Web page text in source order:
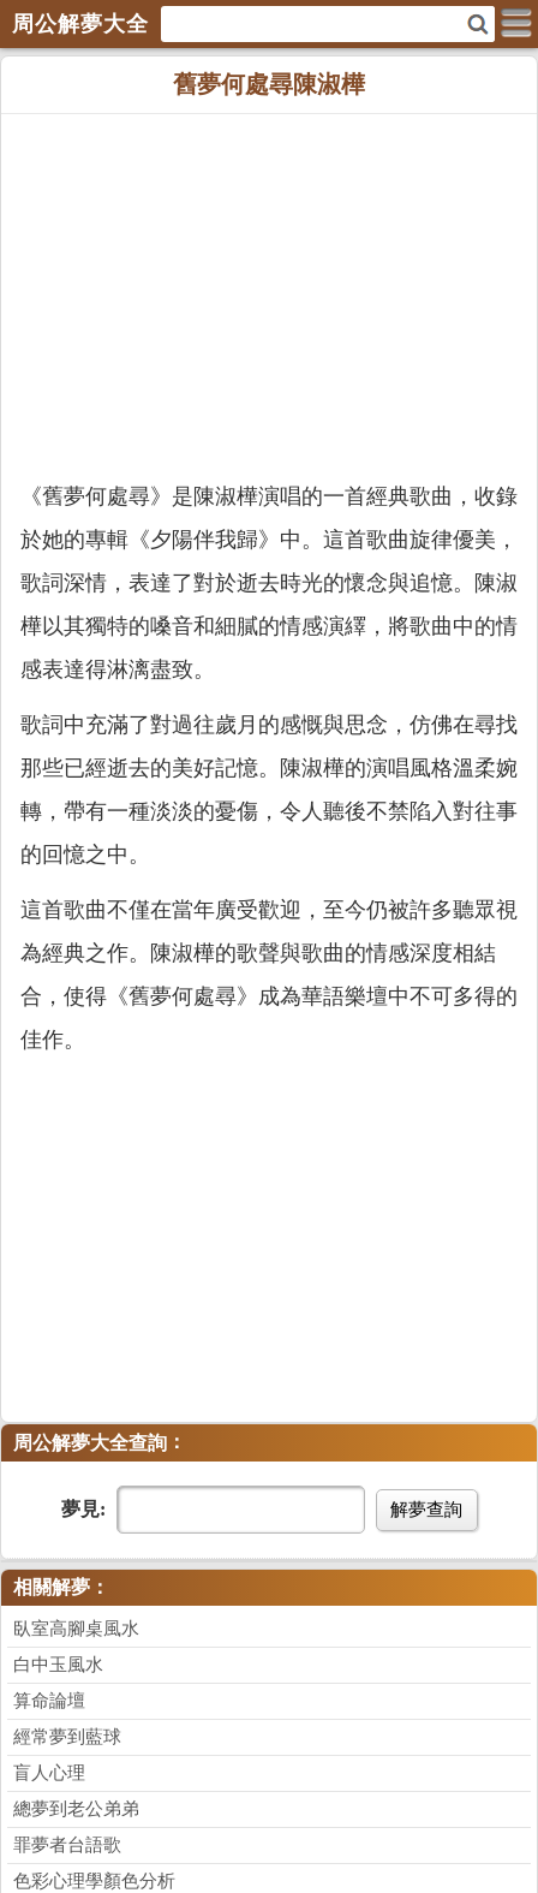
周公解夢大全
舊夢何處尋陳淑樺
《舊夢何處尋》是陳淑樺演唱的一首經典歌曲，收錄
於她的專輯《夕陽伴我歸》中。這首歌曲旋律優美，
歌詞深情，表達了對於逝去時光的懷念與追憶。陳淑
樺以其獨特的嗓音和細膩的情感演繹，將歌曲中的情
感表達得淋漓盡致。
歌詞中充滿了對過往歲月的感慨與思念，仿佛在尋找
那些已經逝去的美好記憶。陳淑樺的演唱風格溫柔婉
轉，帶有一種淡淡的憂傷，令人聽後不禁陷入對往事
的回憶之中。
這首歌曲不僅在當年廣受歡迎，至今仍被許多聽眾視
為經典之作。陳淑樺的歌聲與歌曲的情感深度相結
合，使得《舊夢何處尋》成為華語樂壇中不可多得的
佳作。
周公解夢大全查詢 ：
夢見: 解夢查詢
相關解夢：
臥室高腳桌風水
白中玉風水
算命論壇
經常夢到藍球
盲人心理
總夢到老公弟弟
罪夢者台語歌
色彩心理學顏色分析